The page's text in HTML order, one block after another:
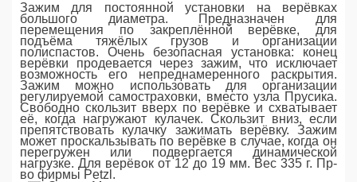
Зажим для постоянной установки на верёвках
большого диаметра. Предназначен для
перемещения по закреплённой верёвке, для
подъёма тяжёлых грузов и организации
полиспастов. Очень безопасная установка: конец
верёвки продевается через зажим, что исключает
возможность его непреднамеренного раскрытия.
Зажим можно использовать для организации
регулируемой самостраховки, вместо узла Прусика.
Свободно скользит вверх по верёвке и схватывает
её, когда нагружают кулачек. Скользит вниз, если
препятствовать кулачку зажимать верёвку. Зажим
может проскальзывать по верёвке в случае, когда он
перегружен или подвергается динамической
нагрузке. Для верёвок от 12 до 19 мм. Вес 335 г. Пр-
во фирмы Petzl.